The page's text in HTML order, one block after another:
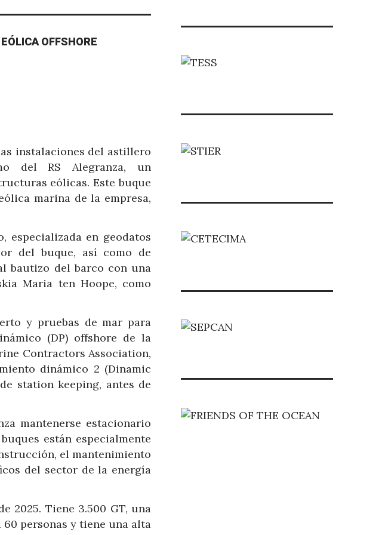
OFFSHORE
instalaciones del astillero
del RS Alegranza, un
eólicas. Este buque
marina de la empresa,
especializada en geodatos
del buque, así como de
bautizo del barco con una
Maria ten Hoope, como
y pruebas de mar para
(DP) offshore de la
Contractors Association,
dinámico 2 (Dinamic
station keeping, antes de
mantenerse estacionario
están especialmente
el mantenimiento
del sector de la energía
2025. Tiene 3.500 GT, una
60 personas y tiene una alta